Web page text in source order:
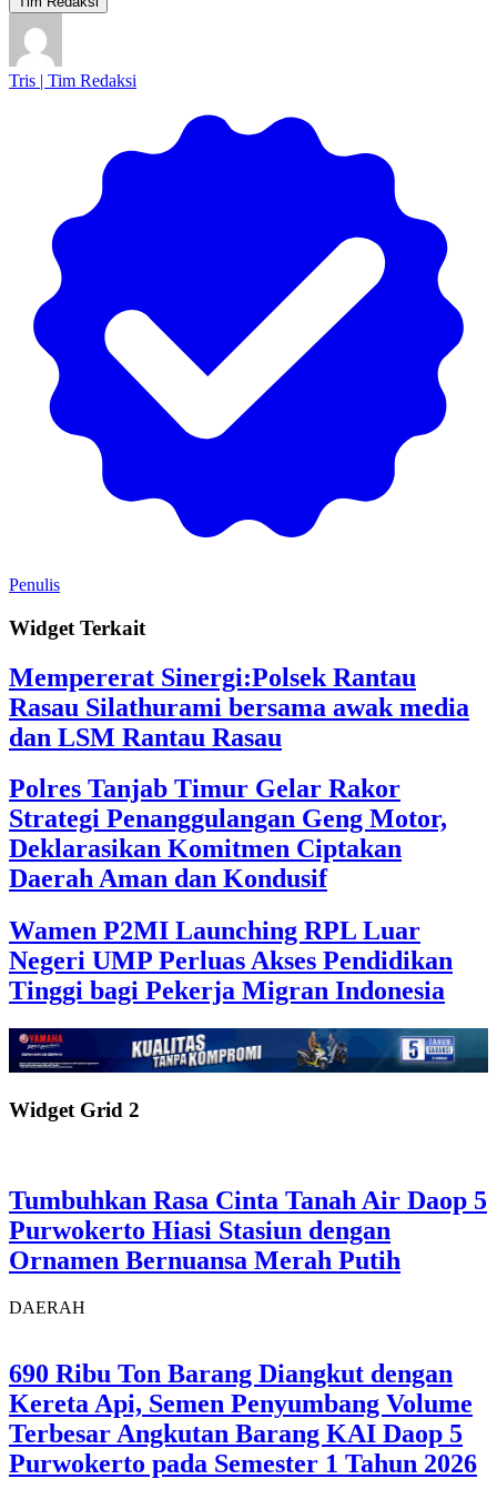
Tris | Tim Redaksi
Penulis
Widget Terkait
Mempererat Sinergi:Polsek Rantau
Rasau Silathurami bersama awak media
dan LSM Rantau Rasau
Polres Tanjab Timur Gelar Rakor
Strategi Penanggulangan Geng Motor,
Deklarasikan Komitmen Ciptakan
Daerah Aman dan Kondusif
Wamen P2MI Launching RPL Luar
Negeri UMP Perluas Akses Pendidikan
Tinggi bagi Pekerja Migran Indonesia
Widget Grid 2
Tumbuhkan Rasa Cinta Tanah Air Daop 5
Purwokerto Hiasi Stasiun dengan
Ornamen Bernuansa Merah Putih
DAERAH
690 Ribu Ton Barang Diangkut dengan
Kereta Api, Semen Penyumbang Volume
Terbesar Angkutan Barang KAI Daop 5
Purwokerto pada Semester 1 Tahun 2026